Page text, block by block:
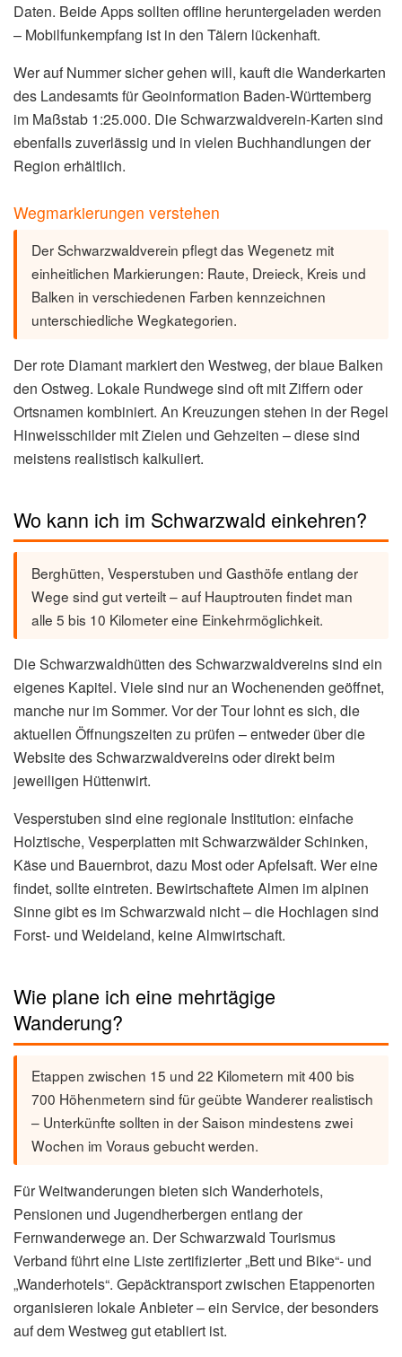
Daten. Beide Apps sollten offline heruntergeladen werden
– Mobilfunkempfang ist in den Tälern lückenhaft.
Wer auf Nummer sicher gehen will, kauft die Wanderkarten
des Landesamts für Geoinformation Baden-Württemberg
im Maßstab 1:25.000. Die Schwarzwaldverein-Karten sind
ebenfalls zuverlässig und in vielen Buchhandlungen der
Region erhältlich.
Wegmarkierungen verstehen
Der Schwarzwaldverein pflegt das Wegenetz mit
einheitlichen Markierungen: Raute, Dreieck, Kreis und
Balken in verschiedenen Farben kennzeichnen
unterschiedliche Wegkategorien.
Der rote Diamant markiert den Westweg, der blaue Balken
den Ostweg. Lokale Rundwege sind oft mit Ziffern oder
Ortsnamen kombiniert. An Kreuzungen stehen in der Regel
Hinweisschilder mit Zielen und Gehzeiten – diese sind
meistens realistisch kalkuliert.
Wo kann ich im Schwarzwald einkehren?
Berghütten, Vesperstuben und Gasthöfe entlang der
Wege sind gut verteilt – auf Hauptrouten findet man
alle 5 bis 10 Kilometer eine Einkehrmöglichkeit.
Die Schwarzwaldhütten des Schwarzwaldvereins sind ein
eigenes Kapitel. Viele sind nur an Wochenenden geöffnet,
manche nur im Sommer. Vor der Tour lohnt es sich, die
aktuellen Öffnungszeiten zu prüfen – entweder über die
Website des Schwarzwaldvereins oder direkt beim
jeweiligen Hüttenwirt.
Vesperstuben sind eine regionale Institution: einfache
Holztische, Vesperplatten mit Schwarzwälder Schinken,
Käse und Bauernbrot, dazu Most oder Apfelsaft. Wer eine
findet, sollte eintreten. Bewirtschaftete Almen im alpinen
Sinne gibt es im Schwarzwald nicht – die Hochlagen sind
Forst- und Weideland, keine Almwirtschaft.
Wie plane ich eine mehrtägige
Wanderung?
Etappen zwischen 15 und 22 Kilometern mit 400 bis
700 Höhenmetern sind für geübte Wanderer realistisch
– Unterkünfte sollten in der Saison mindestens zwei
Wochen im Voraus gebucht werden.
Für Weitwanderungen bieten sich Wanderhotels,
Pensionen und Jugendherbergen entlang der
Fernwanderwege an. Der Schwarzwald Tourismus
Verband führt eine Liste zertifizierter „Bett und Bike“- und
„Wanderhotels“. Gepäcktransport zwischen Etappenorten
organisieren lokale Anbieter – ein Service, der besonders
auf dem Westweg gut etabliert ist.